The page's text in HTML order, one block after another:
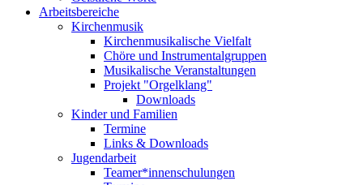
Arbeitsbereiche
Kirchenmusik
Kirchenmusikalische Vielfalt
Chöre und Instrumentalgruppen
Musikalische Veranstaltungen
Projekt "Orgelklang"
Downloads
Kinder und Familien
Termine
Links & Downloads
Jugendarbeit
Teamer*innenschulungen